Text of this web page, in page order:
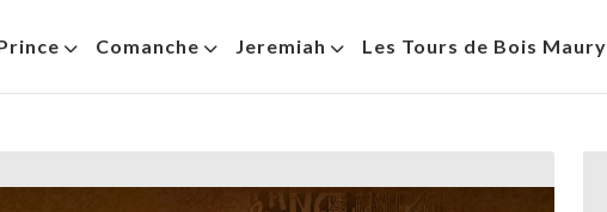
Comanche Jeremiah Les Tours de Bois Maury